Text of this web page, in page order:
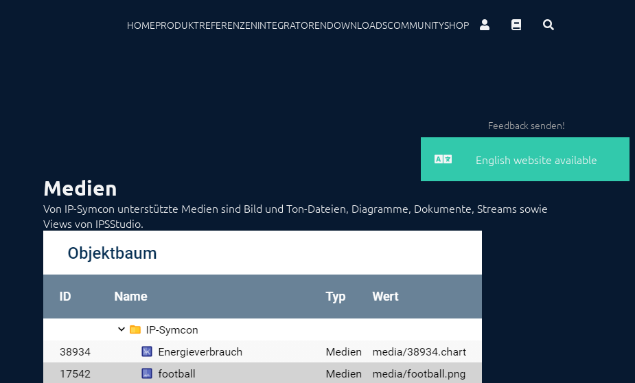
HOMEPRODUKTREFERENZENINTEGRATORENDOWNLOADSCOMMUNITYSHOP
Feedback senden!
Medien
Von IP-Symcon unterstützte Medien sind Bild und Ton-Dateien, Diagramme, Dokumente, Streams sowie
Views von IPSStudio.
English website available